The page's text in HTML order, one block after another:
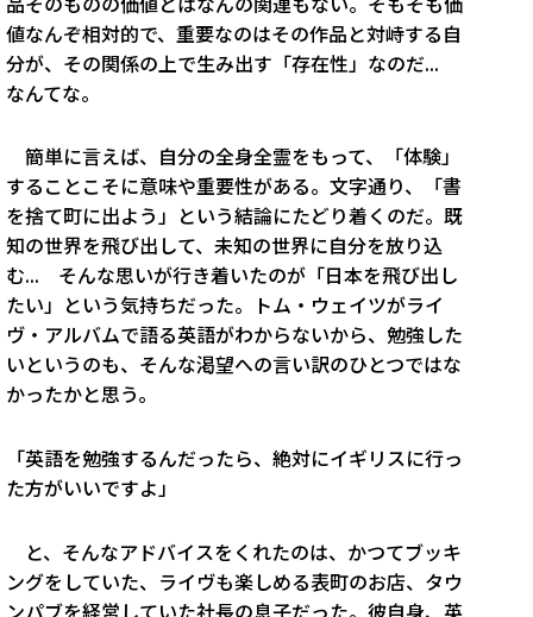
値なんぞ相対的で、重要なのはその作品と対峙する自
分が、その関係の上で生み出す「存在性」なのだ...
なんてな。
簡単に言えば、自分の全身全霊をもって、「体験」
することこそに意味や重要性がある。文字通り、「書
を捨て町に出よう」という結論にたどり着くのだ。既
知の世界を飛び出して、未知の世界に自分を放り込
む... そんな思いが行き着いたのが「日本を飛び出し
たい」という気持ちだった。トム・ウェイツがライ
ヴ・アルバムで語る英語がわからないから、勉強した
いというのも、そんな渇望への言い訳のひとつではな
かったかと思う。
「英語を勉強するんだったら、絶対にイギリスに行っ
た方がいいですよ」
と、そんなアドバイスをくれたのは、かつてブッキ
ングをしていた、ライヴも楽しめる表町のお店、タウ
ンパブを経営していた社長の息子だった。彼自身、英